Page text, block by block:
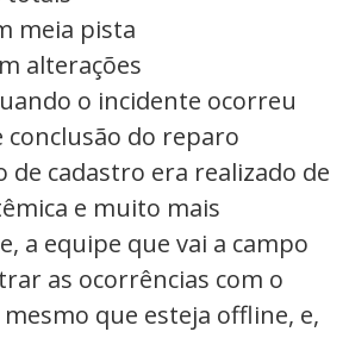
meia pista
alterações
o incidente ocorreu
conclusão do reparo
de cadastro era realizado de
e muito mais
a equipe que vai a campo
as ocorrências com o
que esteja offline, e,